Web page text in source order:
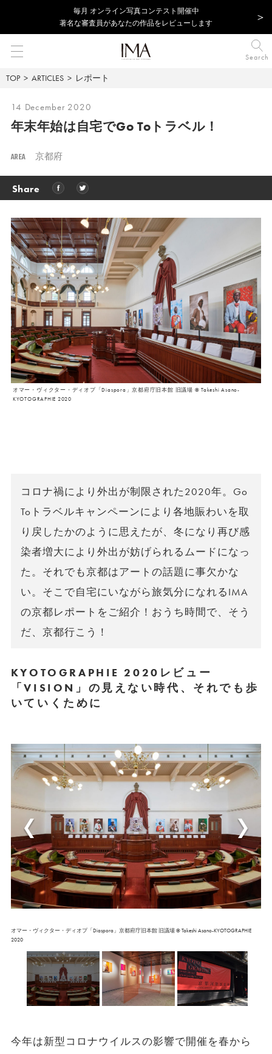
毎⽉ オンライン写真コンテスト開催中
著名な審査員があなたの作品をレビューします
Search
TOP ARTICLES レポート
14 December 2020
年末年始は自宅でGo Toトラベル！
AREA 京都府
Share
オマー・ヴィクター・ディオプ「Diaspora」京都府庁旧本館 旧議場 ©︎ Takeshi Asano-
KYOTOGRAPHIE 2020
コロナ禍により外出が制限された2020年。Go
Toトラベルキャンペーンにより各地賑わいを取
り戻したかのように思えたが、冬になり再び感
染者増大により外出が妨げられるムードになっ
た。それでも京都はアートの話題に事欠かな
い。そこで自宅にいながら旅気分になれるIMA
の京都レポートをご紹介！おうち時間で、そう
だ、京都行こう！
KYOTOGRAPHIE 2020レビュー
「VISION」の見えない時代、それでも歩
いていくために
オマー・ヴィクター・ディオプ「Diaspora」京都府庁旧本館 旧議場 ©︎ Takeshi Asano-KYOTOGRAPHIE
2020
今年は新型コロナウイルスの影響で開催を春から